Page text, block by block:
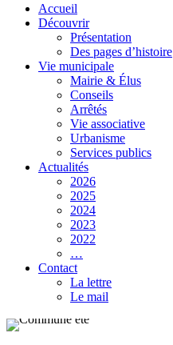
Accueil
Découvrir
Présentation
Des pages d’histoire
Vie municipale
Mairie & Élus
Conseils
Arrêtés
Vie associative
Urbanisme
Services publics
Actualités
2026
2025
2024
2023
2022
…
Contact
La lettre
Le mail